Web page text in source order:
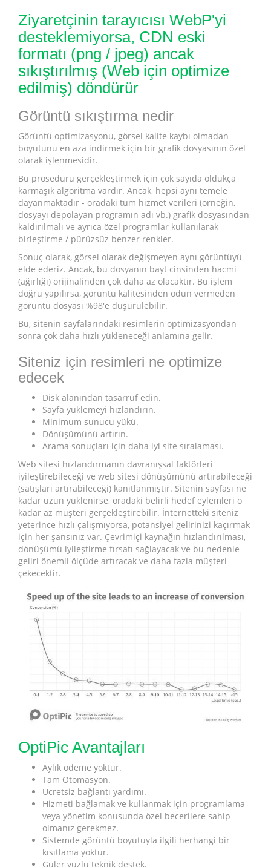
Ziyaretçinin tarayıcısı WebP'yi
desteklemiyorsa, CDN eski
formatı (png / jpeg) ancak
sıkıştırılmış (Web için optimize
edilmiş) döndürür
Görüntü sıkıştırma nedir
Görüntü optimizasyonu, görsel kalite kaybı olmadan
boyutunu en aza indirmek için bir grafik dosyasının özel
olarak işlenmesidir.
Bu prosedürü gerçekleştirmek için çok sayıda oldukça
karmaşık algoritma vardır. Ancak, hepsi aynı temele
dayanmaktadır - oradaki tüm hizmet verileri (örneğin,
dosyayı depolayan programın adı vb.) grafik dosyasından
kaldırılmalı ve ayrıca özel programlar kullanılarak
birleştirme / pürüzsüz benzer renkler.
Sonuç olarak, görsel olarak değişmeyen aynı görüntüyü
elde ederiz. Ancak, bu dosyanın bayt cinsinden hacmi
(ağırlığı) orijinalinden çok daha az olacaktır. Bu işlem
doğru yapılırsa, görüntü kalitesinden ödün vermeden
görüntü dosyası %98'e düşürülebilir.
Bu, sitenin sayfalarındaki resimlerin optimizasyondan
sonra çok daha hızlı yükleneceği anlamına gelir.
Siteniz için resimleri ne optimize
edecek
Disk alanından tasarruf edin.
Sayfa yüklemeyi hızlandırın.
Minimum sunucu yükü.
Dönüşümünü artırın.
Arama sonuçları için daha iyi site sıralaması.
Web sitesi hızlandırmanın davranışsal faktörleri
iyileştirebileceği ve web sitesi dönüşümünü artırabileceği
(satışları artırabileceği) kanıtlanmıştır. Sitenin sayfası ne
kadar uzun yüklenirse, oradaki belirli hedef eylemleri o
kadar az müşteri gerçekleştirebilir. İnternetteki siteniz
yeterince hızlı çalışmıyorsa, potansiyel gelirinizi kaçırmak
için her şansınız var. Çevrimiçi kaynağın hızlandırılması,
dönüşümü iyileştirme fırsatı sağlayacak ve bu nedenle
geliri önemli ölçüde artıracak ve daha fazla müşteri
çekecektir.
OptiPic Avantajları
Aylık ödeme yoktur.
Tam Otomasyon.
Ücretsiz bağlantı yardımı.
Hizmeti bağlamak ve kullanmak için programlama
veya yönetim konusunda özel becerilere sahip
olmanız gerekmez.
Sistemde görüntü boyutuyla ilgili herhangi bir
kısıtlama yoktur.
Güler yüzlü teknik destek.